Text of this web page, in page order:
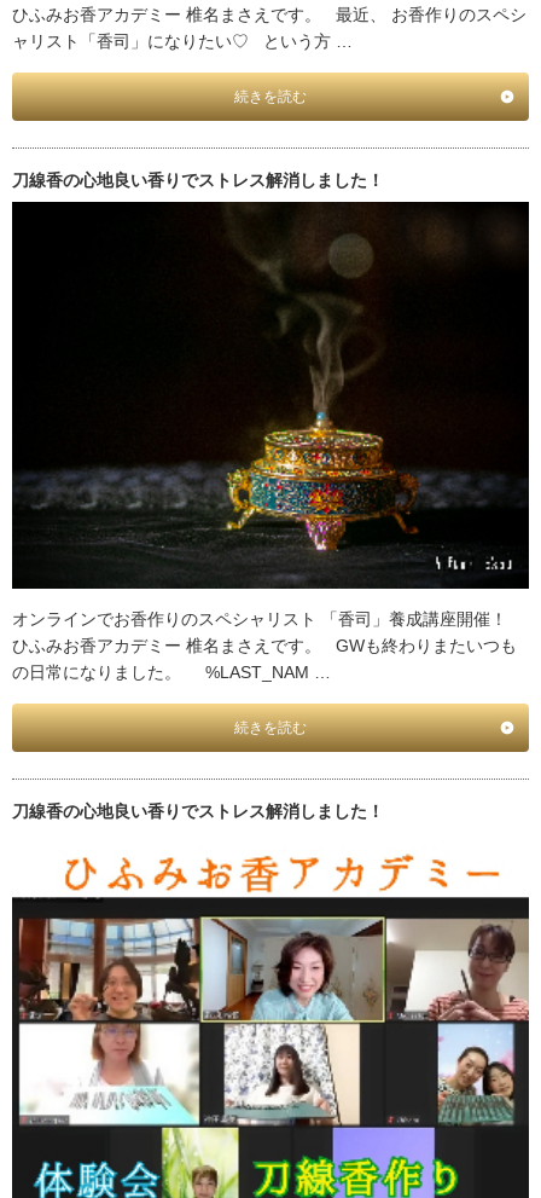
ひふみお香アカデミー 椎名まさえです。 最近、 お香作りのスペシ
ャリスト「香司」になりたい♡ という方 …
続きを読む
刀線香の心地良い香りでストレス解消しました！
オンラインでお香作りのスペシャリスト 「香司」養成講座開催！
ひふみお香アカデミー 椎名まさえです。 GWも終わりまたいつも
の日常になりました。 %LAST_NAM …
続きを読む
刀線香の心地良い香りでストレス解消しました！